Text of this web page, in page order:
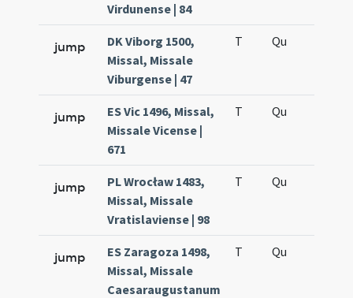
Virdunense | 84
jump
DK Viborg 1500,
Missal, Missale
Viburgense | 47
T Qu
jump
ES Vic 1496, Missal,
Missale Vicense |
671
T Qu
jump
PL Wrocław 1483,
Missal, Missale
Vratislaviense | 98
T Qu
jump
ES Zaragoza 1498,
Missal, Missale
Caesaraugustanum
T Qu